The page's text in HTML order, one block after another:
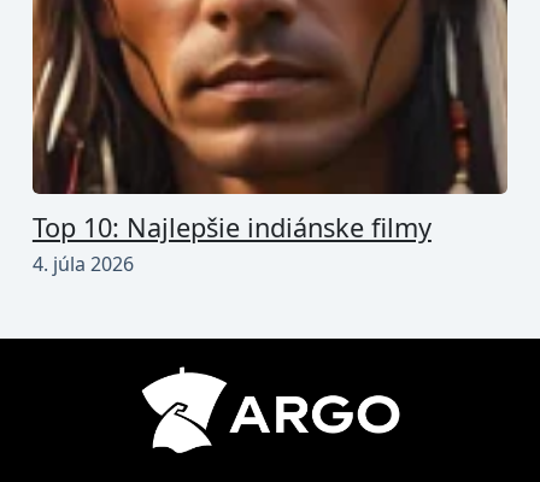
Top 10: Najlepšie indiánske filmy
4. júla 2026